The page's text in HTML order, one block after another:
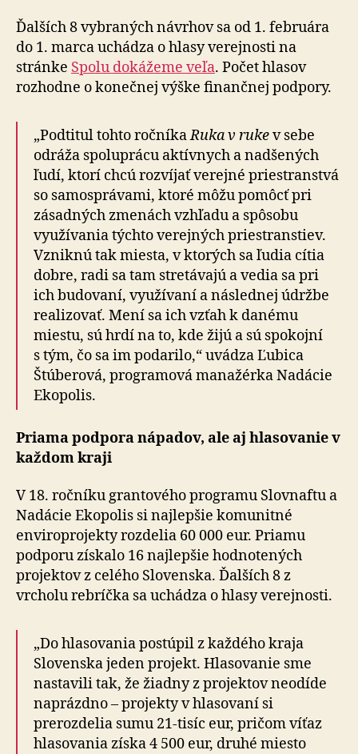
Ďalších 8 vybraných návrhov sa od 1. februára
do 1. marca uchádza o hlasy verejnosti na
stránke Spolu dokážeme veľa. Počet hlasov
rozhodne o konečnej výške finančnej podpory.
„Podtitul tohto ročníkaRuka v rukev sebe
odráža spoluprácu aktívnych a nadšených
ľudí, ktorí chcú rozvíjať verejné priestranstvá
so samosprávami, ktoré môžu pomôcť pri
zásadných zmenách vzhľadu a spôsobu
využívania týchto verejných priestranstiev.
Vzniknú tak miesta, v ktorých sa ľudia cítia
dobre, radi sa tam stretávajú a vedia sa pri
ich budovaní, využívaní a následnej údržbe
realizovať. Mení sa ich vzťah k danému
miestu, sú hrdí na to, kde žijú a sú spokojní
s tým, čo sa im podarilo,“ uvádza Ľubica
Štúberová, programová manažérka Nadácie
Ekopolis.
Priama podpora nápadov, ale aj hlasovanie v
každom kraji
V 18. ročníku grantového programu Slovnaftu a
Nadácie Ekopolis si najlepšie komunitné
enviroprojekty rozdelia 60 000 eur. Priamu
podporu získalo 16 najlepšie hodnotených
projektov z celého Slovenska. Ďalších 8 z
vrcholu rebríčka sa uchádza o hlasy verejnosti.
„Do hlasovania postúpil z každého kraja
Slovenska jeden projekt. Hlasovanie sme
nastavili tak, že žiadny z projektov neodíde
naprázdno – projekty v hlasovaní si
prerozdelia sumu 21-tisíc eur, pričom víťaz
hlasovania získa 4 500 eur, druhé miesto